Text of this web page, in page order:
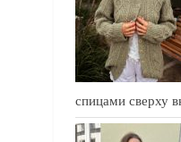
спицами сверху